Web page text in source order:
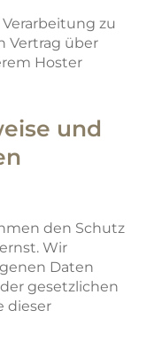
zu
Vertrag über
Hoster
und
den Schutz
Wir
Daten
gesetzlichen
dieser